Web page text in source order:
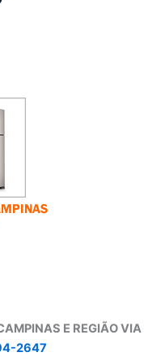
E REGIÃO VIA
2647